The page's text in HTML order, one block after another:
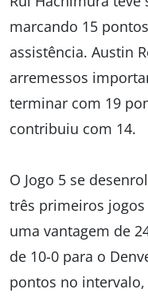
marcando 15
assistência. Austin
arremessos
terminar com 19
contribuiu com 14.
O Jogo 5 se
três primeiros jogos
uma vantagem de
de 10-0 para o
pontos no intervalo,